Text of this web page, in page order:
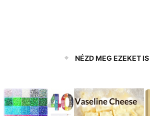
NÉZD MEG EZEKET IS